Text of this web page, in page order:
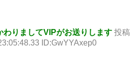
わりましてVIPがお送りします 投稿
ID:GwYYAxep0